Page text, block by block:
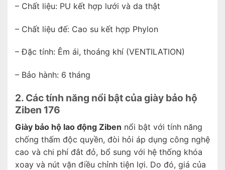
– Chất liệu: PU kết hợp lưới và da thật
– Chất liệu đế: Cao su kết hợp Phylon
– Đặc tính: Êm ái, thoáng khí (VENTILATION)
– Bảo hành: 6 tháng
2. Các tính năng nổi bật của giày bảo hộ
Ziben 176
Giày bảo hộ lao động Ziben nổi bật với tính năng
chống thấm độc quyền, đòi hỏi áp dụng công nghệ
cao và chi phí đắt đỏ, bổ sung với hệ thống khóa
xoay và nút vặn điều chỉnh tiện lợi. Do đó, giá của